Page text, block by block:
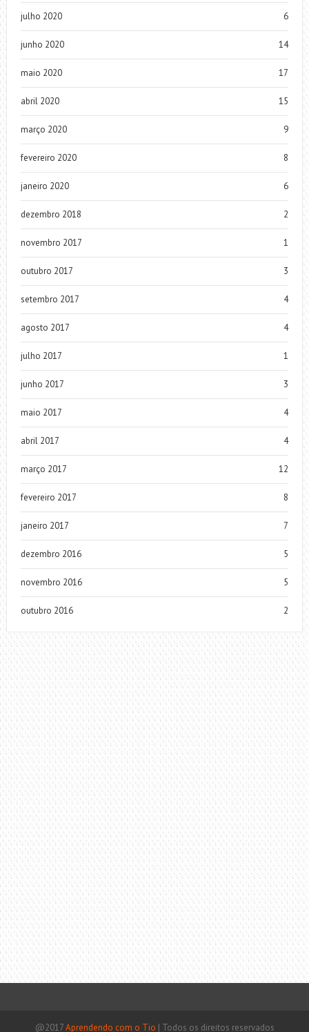
julho 2020 6
junho 2020 14
maio 2020 17
abril 2020 15
março 2020 9
fevereiro 2020 8
janeiro 2020 6
dezembro 2018 2
novembro 2017 1
outubro 2017 3
setembro 2017 4
agosto 2017 4
julho 2017 1
junho 2017 3
maio 2017 4
abril 2017 4
março 2017 12
fevereiro 2017 8
janeiro 2017 7
dezembro 2016 5
novembro 2016 5
outubro 2016 2
@2017Aprendendo com o Tio | Todos os direitos reservados